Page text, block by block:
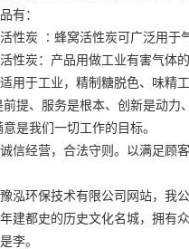
有：
性炭 ∶蜂窝活性炭可广泛用于
性炭：产品用做工业有害气体
用于工业，精制糖脱色、味精
提、服务是根本、创新是动力
是我们一切工作的目标。
信经营，合法守则。以满足顾
泓环保技术有限公司网站，我
建都史的历史文化名城，拥有
李。